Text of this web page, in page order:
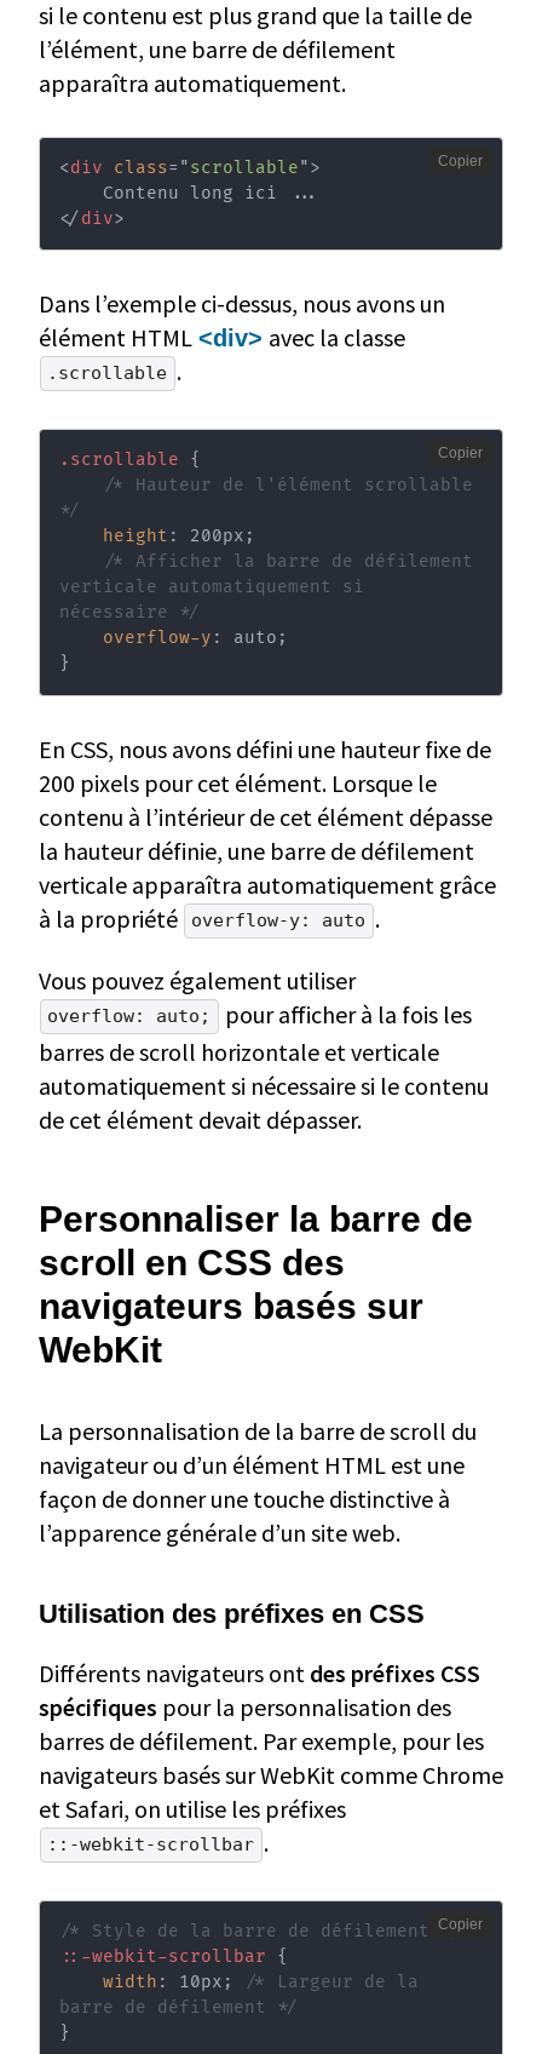
si le contenu est plus grand que la taille de
l’élément, une barre de défilement
apparaîtra automatiquement.
<div class= "scrollable">
</ div>
Copier
Dans l’exemple ci-dessus, nous avons un
élément HTML <div> avec la classe
.scrollable .
.scrollable
{
/* Hauteur de l'élément scrollable
*/
height : 200px ;
/* Afficher la barre de défilement
verticale automatiquement si
nécessaire */
overflow-y : auto ;
}
Copier
En CSS, nous avons défini une hauteur fixe de
200 pixels pour cet élément. Lorsque le
contenu à l’intérieur de cet élément dépasse
la hauteur définie, une barre de défilement
verticale apparaîtra automatiquement grâce
à la propriété
overflow-y: auto .
Vous pouvez également utiliser
overflow: auto;
pour afficher à la fois les
barres de scroll horizontale et verticale
automatiquement si nécessaire si le contenu
de cet élément devait dépasser.
Personnaliser la barre de
scroll en CSS des
navigateurs basés sur
WebKit
La personnalisation de la barre de scroll du
navigateur ou d’un élément HTML est une
façon de donner une touche distinctive à
l’apparence générale d’un site web.
Utilisation des préfixes en CSS
Différents navigateurs ont des préfixes CSS
spécifiques pour la personnalisation des
barres de défilement. Par exemple, pour les
navigateurs basés sur WebKit comme Chrome
et Safari, on utilise les préfixes
::-webkit-scrollbar .
/* Style de la barre de défilement */
::-webkit-scrollbar
{
width : 10px ;
/* Largeur de la
barre de défilement */
}
Copier